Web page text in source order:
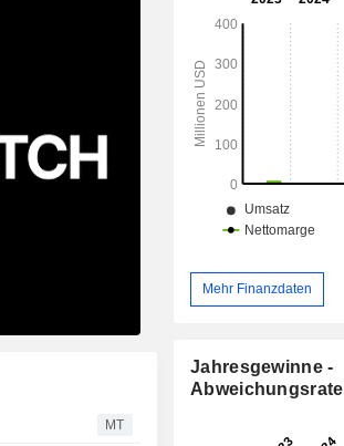
MT
Mehr Finanzdaten
Jahresgewinne -
Abweichungsrate